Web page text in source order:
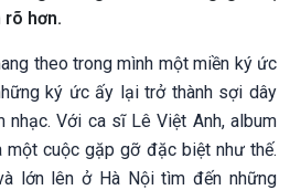
hơn.
theo trong mình một miền ký ức
ký ức ấy lại trở thành sợi dây
nhạc. Với ca sĩ Lê Việt Anh, album
một cuộc gặp gỡ đặc biệt như thế.
lớn lên ở Hà Nội tìm đến những